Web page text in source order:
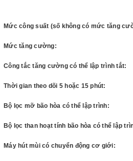
Mức công suất (số không có mức tăng
Mức tăng cường:
Công tắc tăng cường có thể lập trình tắt:
Thời gian theo dõi 5 hoặc 15 phút:
Bộ lọc mỡ bão hòa có thể lập trình:
Bộ lọc than hoạt tính bão hòa có thể lập
Máy hút mùi có chuyển động cơ giới: